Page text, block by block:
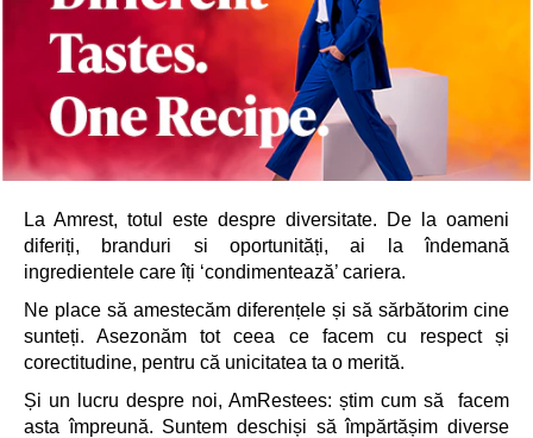
La Amrest, totul este despre diversitate. De la oameni
diferiți, branduri si oportunități, ai la îndemană
ingredientele care îți ‘condimentează’ cariera.
Ne place să amestecăm diferențele și să sărbătorim cine
sunteți. Asezonăm tot ceea ce facem cu respect și
corectitudine, pentru că unicitatea ta o merită.
Și un lucru despre noi, AmRestees: știm cum să facem
asta împreună. Suntem deschiși să împărtășim diverse